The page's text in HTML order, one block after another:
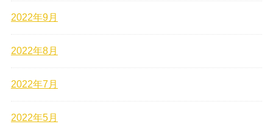
2022年9月
2022年8月
2022年7月
2022年5月